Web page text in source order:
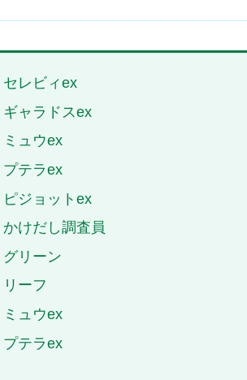
セレビィex
ギャラドスex
ミュウex
プテラex
ピジョットex
かけだし調査員
グリーン
リーフ
ミュウex
プテラex